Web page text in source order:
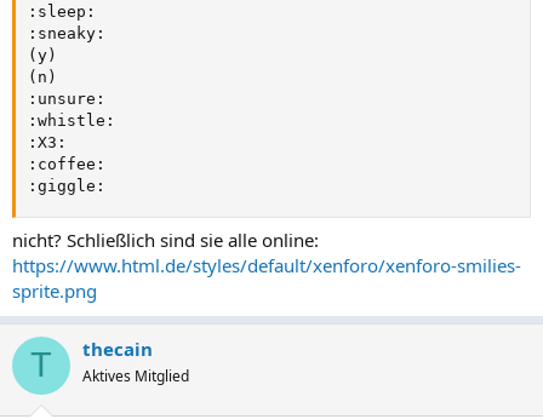
:sleep:
:sneaky:
(y)
(n)
:unsure:
:whistle:
:X3:
:coffee:
:giggle:
nicht? Schließlich sind sie alle online:
https://www.html.de/styles/default/xenforo/xenforo-smilies-
sprite.png
T thecain
Aktives Mitglied